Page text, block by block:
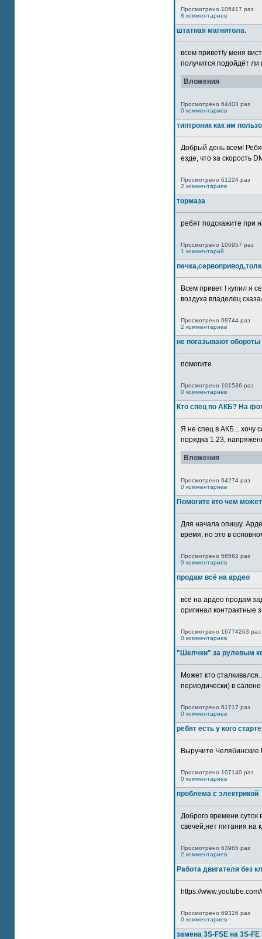
Просмотрено 105417 раз
8 комментариев
штатная магнитола.
всем привет!у меня
получится подойдёт ли
Вложения
Просмотрено 64403 раз
0 комментариев
типтроник как им
Добрый день всем!
езде, что за скорость
Просмотрено 61224 раз
2 комментариев
тормаза
ребят подскажите при
Просмотрено 106957 раз
1 комментарий
Всем привет ! купил я
воздуха владелец
Просмотрено 68744 раз
2 комментариев
не погазывают обороты
помогите
Просмотрено 101536 раз
0 комментариев
Кто спец по АКБ? На
Я не спец в АКБ... хочу
порядка 1.23,
Вложения
Просмотрено 64274 раз
0 комментариев
Помогите кто чем может
Для начала опишу.
время, но это в
Просмотрено 56562 раз
0 комментариев
продам всё на ардео
всё на ардео продам
оригинал контрактные
Просмотрено 16774263 раз
0 комментариев
"Шелчки" за рулевым
Может кто
периодически) в
Просмотрено 61717 раз
0 комментариев
ребят есть у кого
Выручите
Просмотрено 107140 раз
0 комментариев
проблема с электрикой
Доброго времени суток
свечей,нет питания на
Просмотрено 63965 раз
2 комментариев
Работа двигателя без
https://
Просмотрено 69326 раз
0 комментариев
замена 3S-FSE на 3S-FE